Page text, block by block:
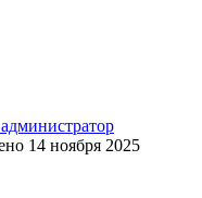
14 ноября 2025